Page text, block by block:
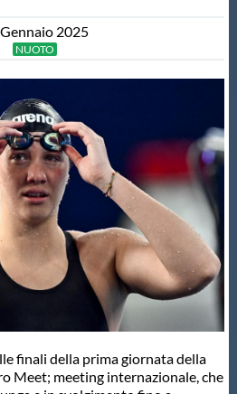
Gennaio 2025
NUOTO
finali della prima giornata della
Meet; meeting internazionale, che